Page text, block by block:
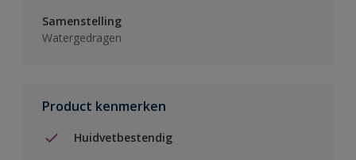
Samenstelling
Watergedragen
Product kenmerken
Huidvetbestendig